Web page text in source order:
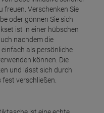
freuen. Verschenken Sie
oder gönnen Sie sich
ist in einer hübschen
nachdem die
als persönliche
können. Die
und lässt sich durch
verschließen.